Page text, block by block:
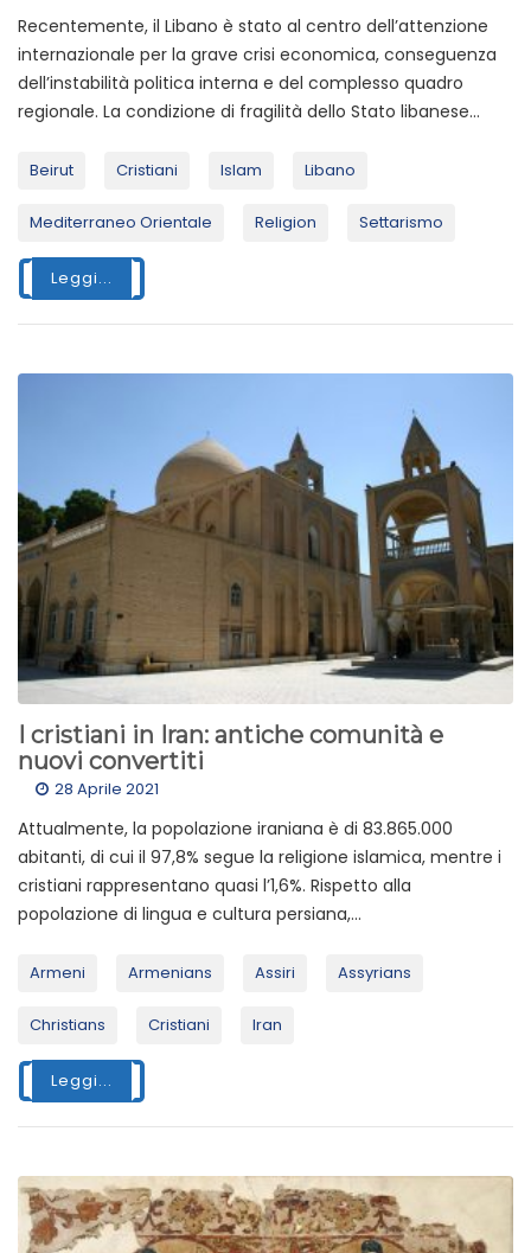
Recentemente, il Libano è stato al centro dell’attenzione
internazionale per la grave crisi economica, conseguenza
dell’instabilità politica interna e del complesso quadro
regionale. La condizione di fragilità dello Stato libanese...
Beirut Cristiani Islam Libano
Mediterraneo Orientale Religion Settarismo
Leggi...
I cristiani in Iran: antiche comunità e
nuovi convertiti
28 Aprile 2021
Attualmente, la popolazione iraniana è di 83.865.000
abitanti, di cui il 97,8% segue la religione islamica, mentre i
cristiani rappresentano quasi l’1,6%. Rispetto alla
popolazione di lingua e cultura persiana,...
Armeni Armenians Assiri Assyrians
Christians Cristiani Iran
Leggi...